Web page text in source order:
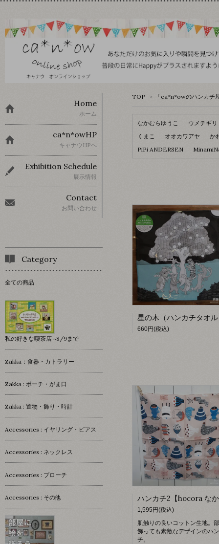
TOP > 「ca*n*owのハンカチ
なかむらゆうこ
ウメチギリ
くまこ
オオカワアヤ
か
PiPi ANDERSEN
660円(税込)
1,595円(税込)
肌触りの良いコットン生地。
飾っても素敵なデザインのハ
チ。
Home
ホーム
ca*n*owHP
キャナウHPへ
Exhibition Schedule
展示情報
Contact
お問い合わせ
Category
全ての商品
私の好きな喫茶店 ~8/9まで
Zakka：食器・カトラリー
Zakka : ポーチ・がま口
Zakka : 置物・飾り・時計
Accessories : イヤリング・ピアス
Accessories : ネックレス
Accessories : ブローチ
Accessories : その他